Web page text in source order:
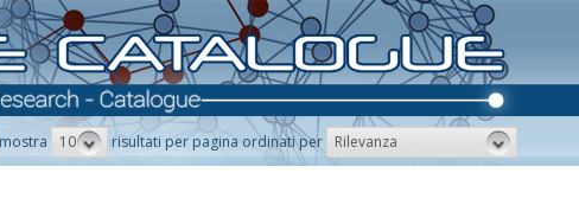
mostra 10 risultati per pagina ordinati per Rilevanza